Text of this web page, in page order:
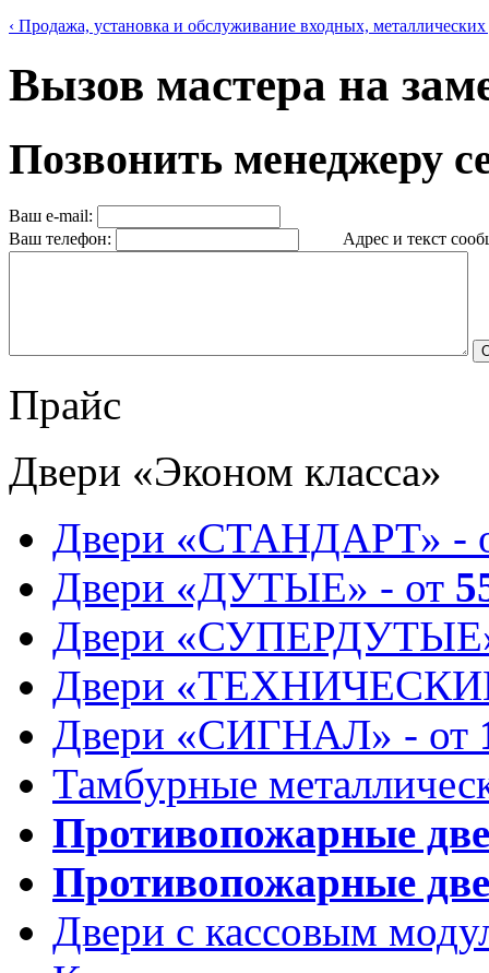
‹ Продажа, установка и обслуживание входных, металлических
Вызов мастера на
Позвонить менеджеру
Ваш e-mail:
Ваш телефон:
Адрес и текст
Прайс
Двери «Эконом класса»
Двери «СТАНДАРТ» -
Двери «ДУТЫЕ» - от
Двери
Двери
Двери «СИГНАЛ» - от
Тамбурные
Противопожарные
Противопожарные
Двери с кассовым